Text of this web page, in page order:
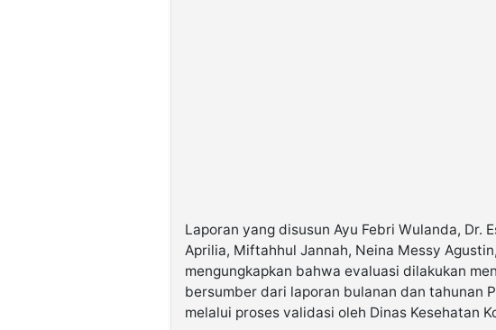
Laporan yang disusun Ayu Febri Wulanda, Dr.
Aprilia, Miftahhul Jannah, Neina Messy
mengungkapkan bahwa evaluasi dilakukan
bersumber dari laporan bulanan dan tahunan
melalui proses validasi oleh Dinas Kesehatan